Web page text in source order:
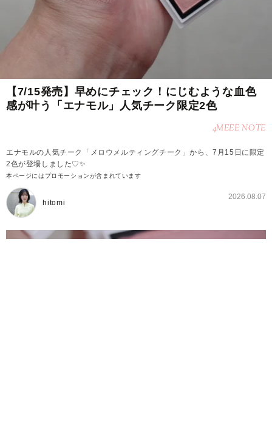
【7/15発売】早めにチェック！にじむような血色
感が叶う「エナモル」人気チーク限定2色
4MEEE NOTE
エナモルの人気チーク「メロウメルティングチーク」から、7月15日に限定
2色が登場しました♡✨
本ページにはプロモーションが含まれています
hitomi
2026.08.07